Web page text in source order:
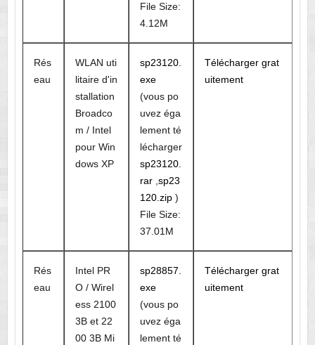
File Size:
4.12M
Rés
eau
WLAN uti
litaire d'in
stallation
Broadco
m / Intel
pour Win
dows XP
sp23120.
exe
(vous po
uvez éga
lement té
lécharger
sp23120.
rar, sp23
120.zip)
File Size:
37.01M
Télécharger grat
uitement
Rés
eau
Intel PR
O / Wirel
ess 2100
3B et 22
00 3B Mi
sp28857.
exe
(vous po
uvez éga
lement té
Télécharger grat
uitement